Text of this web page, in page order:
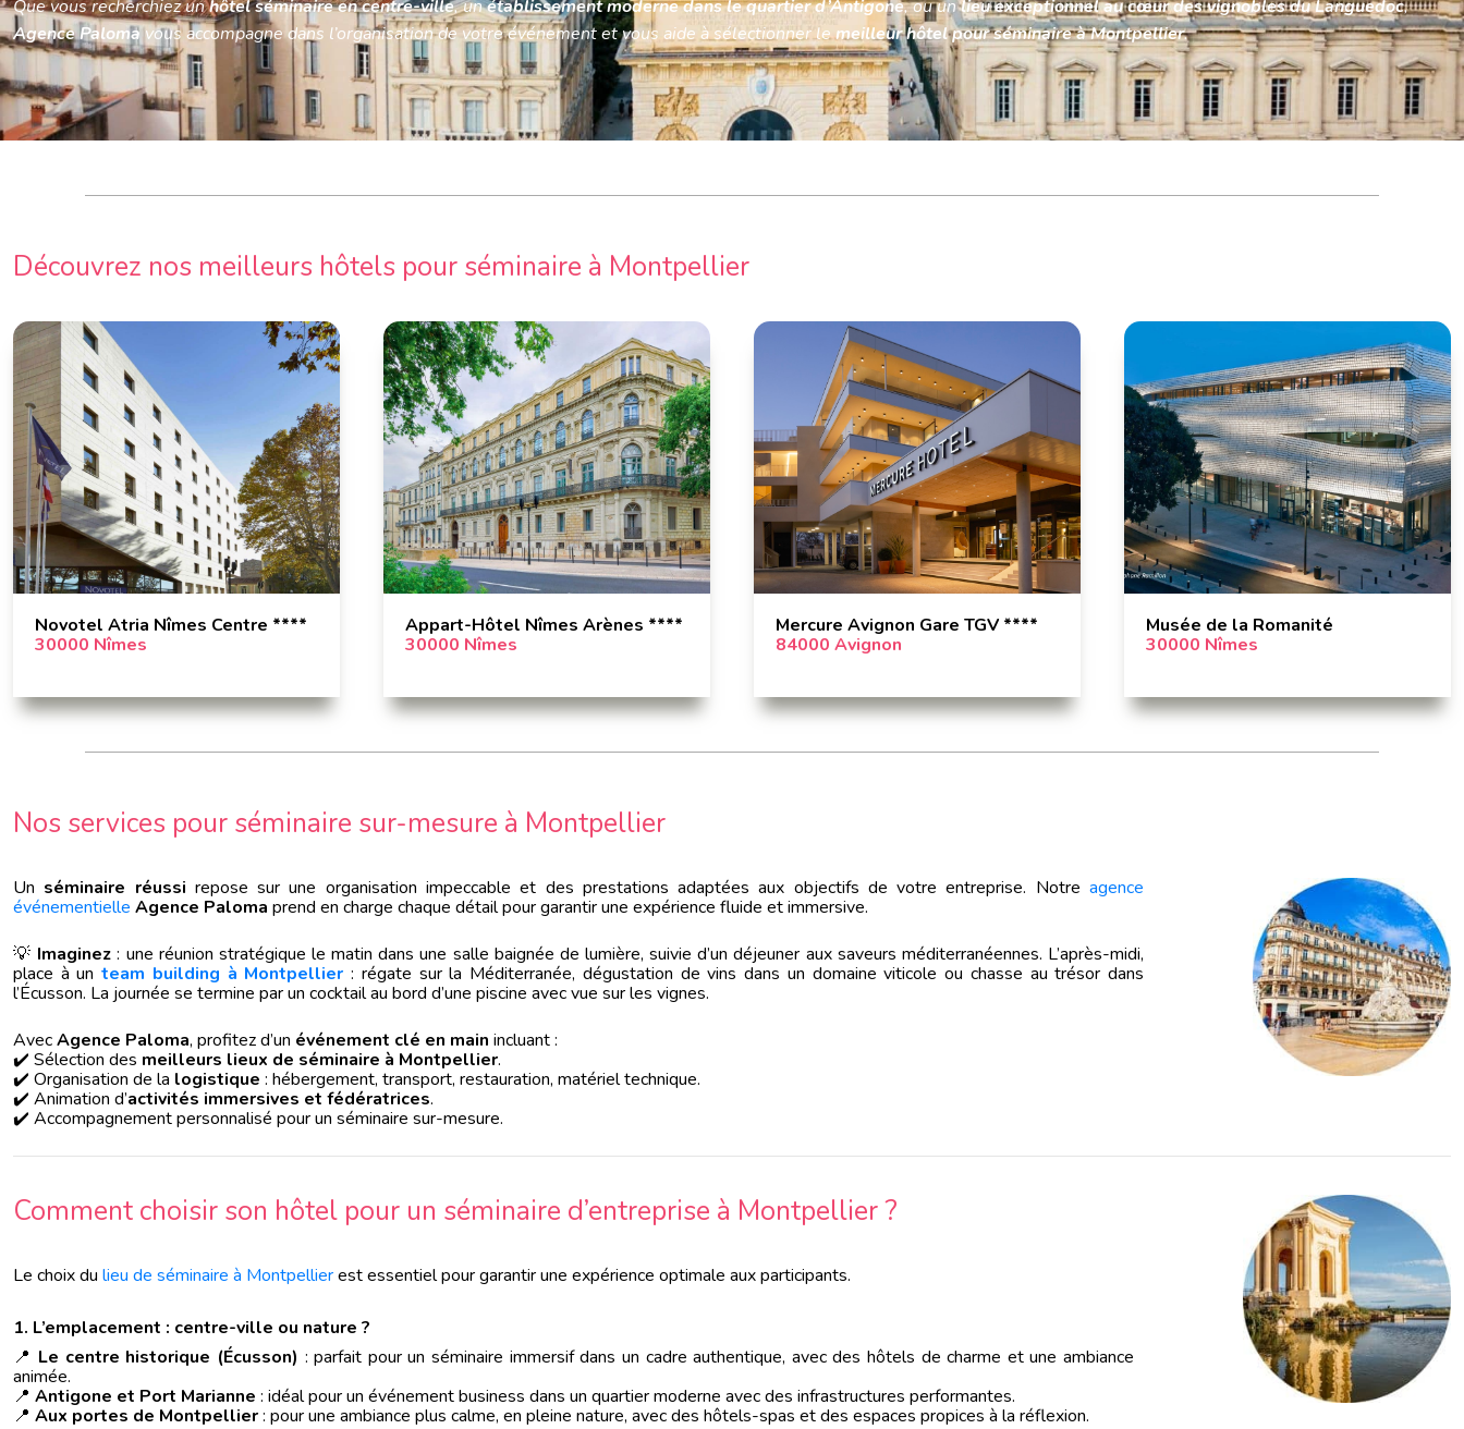
Séminaire Strasbourg
Séminaire Toulouse
Que vous recherchiez unhôtel séminaire en centre-ville, unétablissement moderne dans le quartier d’Antigone, ou unlieu exceptionnel au cœur des vignobles du Languedoc,
Agence Palomavous accompagne dans l’organisation de votre événement et vous aide à sélectionner lemeilleur hôtel pour séminaire à Montpellier.
Découvrez nos meilleurs hôtels pour séminaire à Montpellier
Novotel Atria Nîmes Centre ****
30000 Nîmes
Appart-Hôtel Nîmes Arènes ****
30000 Nîmes
Mercure Avignon Gare TGV ****
84000 Avignon
Musée de la Romanité
30000 Nîmes
Nos services pour séminaire sur-mesure à Montpellier
Un séminaire réussi repose sur une organisation impeccable et des prestations adaptées aux objectifs de votre entreprise. Notreagence
événementielle Agence Paloma prend en charge chaque détail pour garantir une expérience fluide et immersive.
💡 Imaginez : une réunion stratégique le matin dans une salle baignée de lumière, suivie d’un déjeuner aux saveurs méditerranéennes. L’après-midi,
place à unteam building à Montpellier : régate sur la Méditerranée, dégustation de vins dans un domaine viticole ou chasse au trésor dans
l’Écusson. La journée se termine par un cocktail au bord d’une piscine avec vue sur les vignes.
AvecAgence Paloma, profitez d’un événement clé en main incluant :
✔️ Sélection des meilleurs lieux de séminaire à Montpellier.
✔️ Organisation de la logistique : hébergement, transport, restauration, matériel technique.
✔️ Animation d’activités immersives et fédératrices.
✔️ Accompagnement personnalisé pour un séminaire sur-mesure.
Comment choisir son hôtel pour un séminaire d’entreprise à Montpellier ?
Le choix du lieu de séminaire à Montpellierest essentiel pour garantir une expérience optimale aux participants.
1. L’emplacement : centre-ville ou nature ?
📍 Le centre historique (Écusson) : parfait pour un séminaire immersif dans un cadre authentique, avec des hôtels de charme et une ambiance
animée.
📍 Antigone et Port Marianne : idéal pour un événement business dans un quartier moderne avec des infrastructures performantes.
📍 Aux portes de Montpellier: pour une ambiance plus calme, en pleine nature, avec des hôtels-spas et des espaces propices à la réflexion.